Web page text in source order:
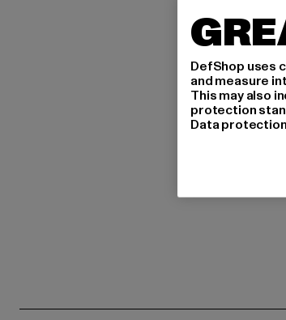
DefShop uses
and measure
This may also
protection
Data protection